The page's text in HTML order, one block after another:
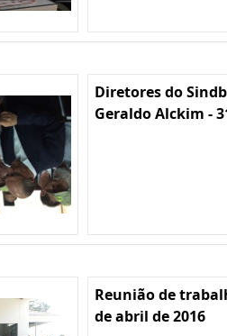
Diretores do
Geraldo Alckim -
Reunião de
de abril de 2016